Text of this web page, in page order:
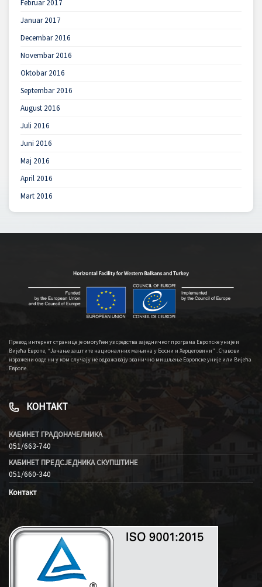
Februar 2017
Januar 2017
Decembar 2016
Novembar 2016
Oktobar 2016
Septembar 2016
August 2016
Juli 2016
Juni 2016
Maj 2016
April 2016
Mart 2016
Превод интернет странице је омогућен уз средства заједничког програма Европске уније и
Вијећа Европе, “Јачање заштите националних мањина у Босни и Херцеговини” . Ставови
изражени овде ни у ком случају не одражавају званично мишљење Европске уније или Вијећа
Европе.
КОНТАКТ
КАБИНЕТ ГРАДОНАЧЕЛНИКА
051/663-740
КАБИНЕТ ПРЕДСЈЕДНИКА СКУПШТИНЕ
051/660-340
Контакт